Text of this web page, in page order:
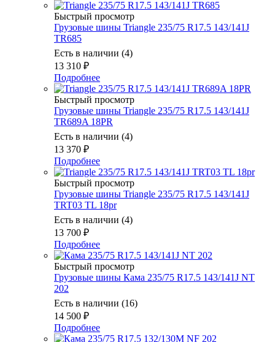
Быстрый просмотр
Грузовые шины Triangle 235/75 R17.5 143/141J
TR685
Есть в наличии (4)
13 310 ₽
Подробнее
Быстрый просмотр
Грузовые шины Triangle 235/75 R17.5 143/141J
TR689A 18PR
Есть в наличии (4)
13 370 ₽
Подробнее
Быстрый просмотр
Грузовые шины Triangle 235/75 R17.5 143/141J
TRT03 TL 18pr
Есть в наличии (4)
13 700 ₽
Подробнее
Быстрый просмотр
Грузовые шины Кама 235/75 R17.5 143/141J NT
202
Есть в наличии (16)
14 500 ₽
Подробнее